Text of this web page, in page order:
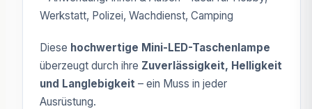
Werkstatt, Polizei, Wachdienst, Camping
Diese hochwertige Mini-LED-Taschenlampe
überzeugt durch ihre Zuverlässigkeit, Helligkeit
und Langlebigkeit – ein Muss in jeder
Ausrüstung.